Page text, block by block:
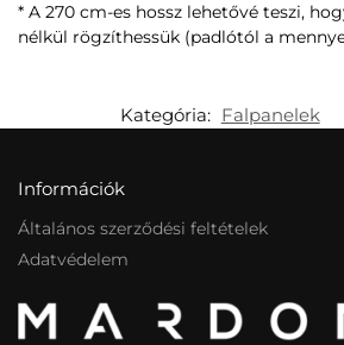
* A 270 cm-es hossz lehetővé teszi,
nélkül rögzíthessük (padlótól a
Kategória: Falpanelek
Információk
Általános szerződési feltételek
Adatvédelem